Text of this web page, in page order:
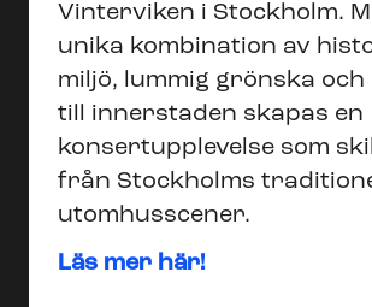
Vinterviken i Stockholm.
unika kombination av
miljö, lummig grönska
till innerstaden skapas en
konsertupplevelse som
från Stockholms
utomhusscener.
Läs mer här!